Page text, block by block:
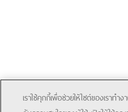
เราใช้คุกกี้เพื่อช่วยให้ไซต์ของเราท